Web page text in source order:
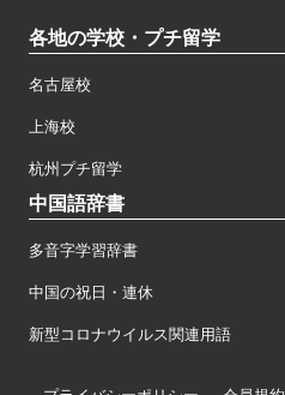
各地の学校・プチ留学
名古屋校
上海校
杭州プチ留学
中国語辞書
多音字学習辞書
中国の祝日・連休
新型コロナウイルス関連用語